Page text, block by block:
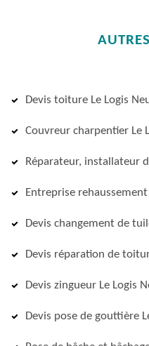
Devis toiture Le Logis
Couvreur charpentier Le
Réparateur, installateur
Entreprise
Devis changement de
Devis réparation de
Devis zingueur Le Logis
Devis pose de gouttière